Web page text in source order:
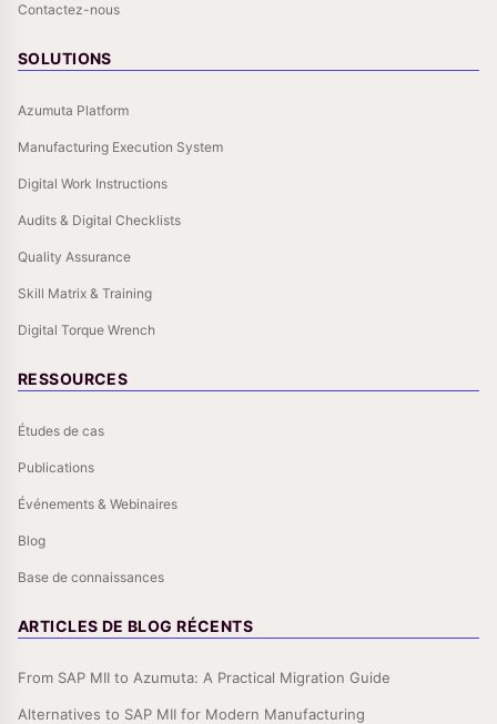
Contactez-nous
SOLUTIONS
Azumuta Platform
Manufacturing Execution System
Digital Work Instructions
Audits & Digital Checklists
Quality Assurance
Skill Matrix & Training
Digital Torque Wrench
RESSOURCES
Études de cas
Publications
Événements & Webinaires
Blog
Base de connaissances
ARTICLES DE BLOG RÉCENTS
From SAP MII to Azumuta: A Practical Migration Guide
Alternatives to SAP MII for Modern Manufacturing